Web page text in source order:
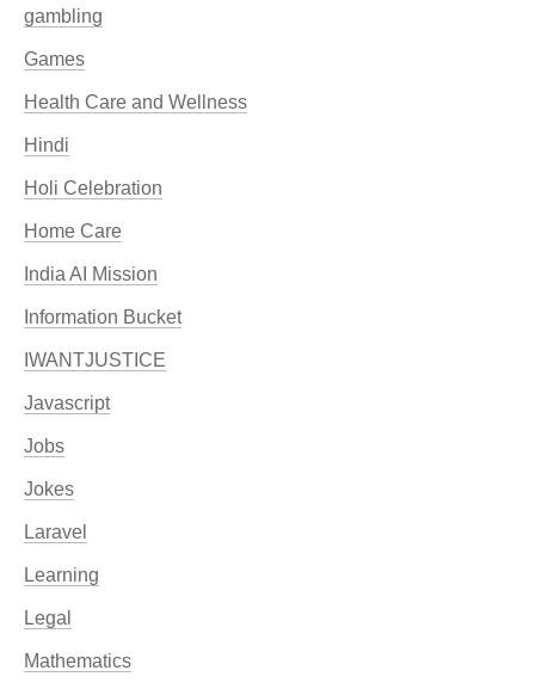
gambling
Games
Health Care and Wellness
Hindi
Holi Celebration
Home Care
India AI Mission
Information Bucket
IWANTJUSTICE
Javascript
Jobs
Jokes
Laravel
Learning
Legal
Mathematics